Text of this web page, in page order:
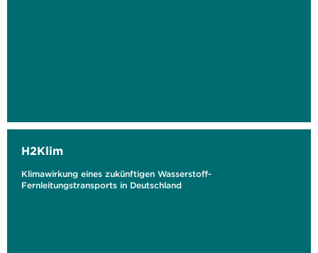
H2Klim
Klimawirkung eines zukünftigen Wasserstoff-
Fernleitungstransports in Deutschland